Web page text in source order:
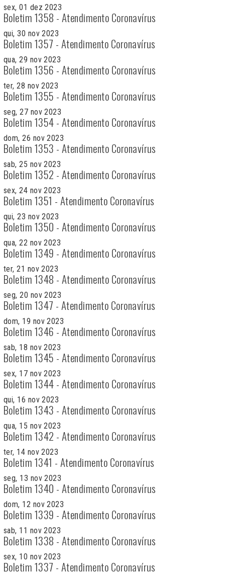
sex, 01 dez 2023
Boletim 1358 - Atendimento Coronavírus
qui, 30 nov 2023
Boletim 1357 - Atendimento Coronavírus
qua, 29 nov 2023
Boletim 1356 - Atendimento Coronavírus
ter, 28 nov 2023
Boletim 1355 - Atendimento Coronavírus
seg, 27 nov 2023
Boletim 1354 - Atendimento Coronavírus
dom, 26 nov 2023
Boletim 1353 - Atendimento Coronavírus
sab, 25 nov 2023
Boletim 1352 - Atendimento Coronavírus
sex, 24 nov 2023
Boletim 1351 - Atendimento Coronavírus
qui, 23 nov 2023
Boletim 1350 - Atendimento Coronavírus
qua, 22 nov 2023
Boletim 1349 - Atendimento Coronavírus
ter, 21 nov 2023
Boletim 1348 - Atendimento Coronavírus
seg, 20 nov 2023
Boletim 1347 - Atendimento Coronavírus
dom, 19 nov 2023
Boletim 1346 - Atendimento Coronavírus
sab, 18 nov 2023
Boletim 1345 - Atendimento Coronavírus
sex, 17 nov 2023
Boletim 1344 - Atendimento Coronavírus
qui, 16 nov 2023
Boletim 1343 - Atendimento Coronavírus
qua, 15 nov 2023
Boletim 1342 - Atendimento Coronavírus
ter, 14 nov 2023
Boletim 1341 - Atendimento Coronavírus
seg, 13 nov 2023
Boletim 1340 - Atendimento Coronavírus
dom, 12 nov 2023
Boletim 1339 - Atendimento Coronavírus
sab, 11 nov 2023
Boletim 1338 - Atendimento Coronavírus
sex, 10 nov 2023
Boletim 1337 - Atendimento Coronavírus